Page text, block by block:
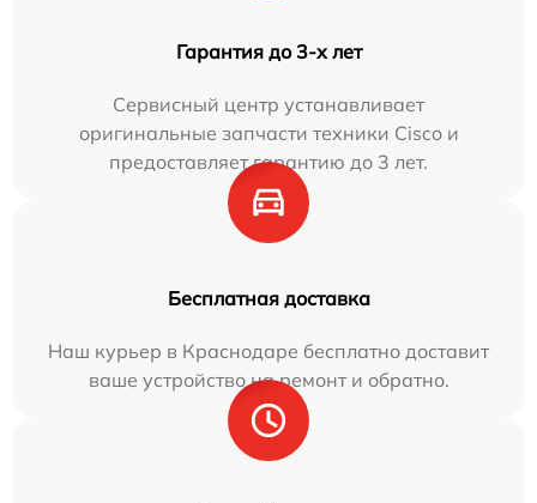
Гарантия до 3-х лет
Сервисный центр устанавливает
оригинальные запчасти техники Cisco и
предоставляет гарантию до 3 лет.
Бесплатная доставка
Наш курьер в Краснодаре бесплатно доставит
ваше устройство на ремонт и обратно.